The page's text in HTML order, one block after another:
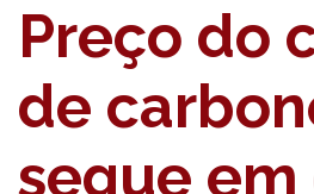
Preço do
de
segue